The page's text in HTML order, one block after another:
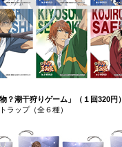
？潮干狩りゲーム」（１回320円）
ラップ（全６種）